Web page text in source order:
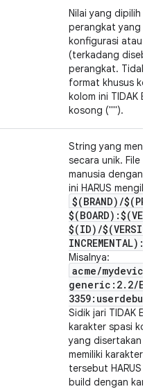
Nilai yang dipilih
perangkat yang
konfigurasi atau
(terkadang
perangkat. Tidak
format khusus
kolom ini TIDAK
kosong ("").
String yang
secara unik. File
manusia dengan
ini HARUS
$(BRAND) /
$(ID) /$(VERSION
Misalnya:
acme/mydevice
generic:2. 2/
3359:userdebug
Sidik jari TIDAK
karakter spasi
yang disertakan
memiliki karakter
tersebut HARUS
build dengan